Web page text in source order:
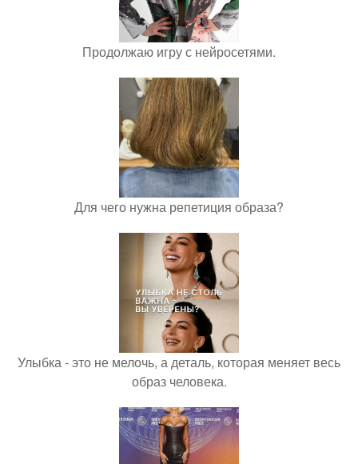
Продолжаю игру с нейросетями.
Для чего нужна репетиция образа?
Улыбка - это не мелочь, а деталь, которая меняет весь
образ человека.